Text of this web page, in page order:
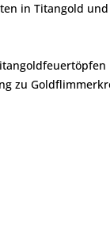
in Titangold
zu